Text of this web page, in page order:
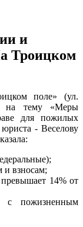
и
Троицком
поле» (ул.
на тему «Меры
для пожилых
- Веселову
и взносам;
превышает 14% от
с пожизненным